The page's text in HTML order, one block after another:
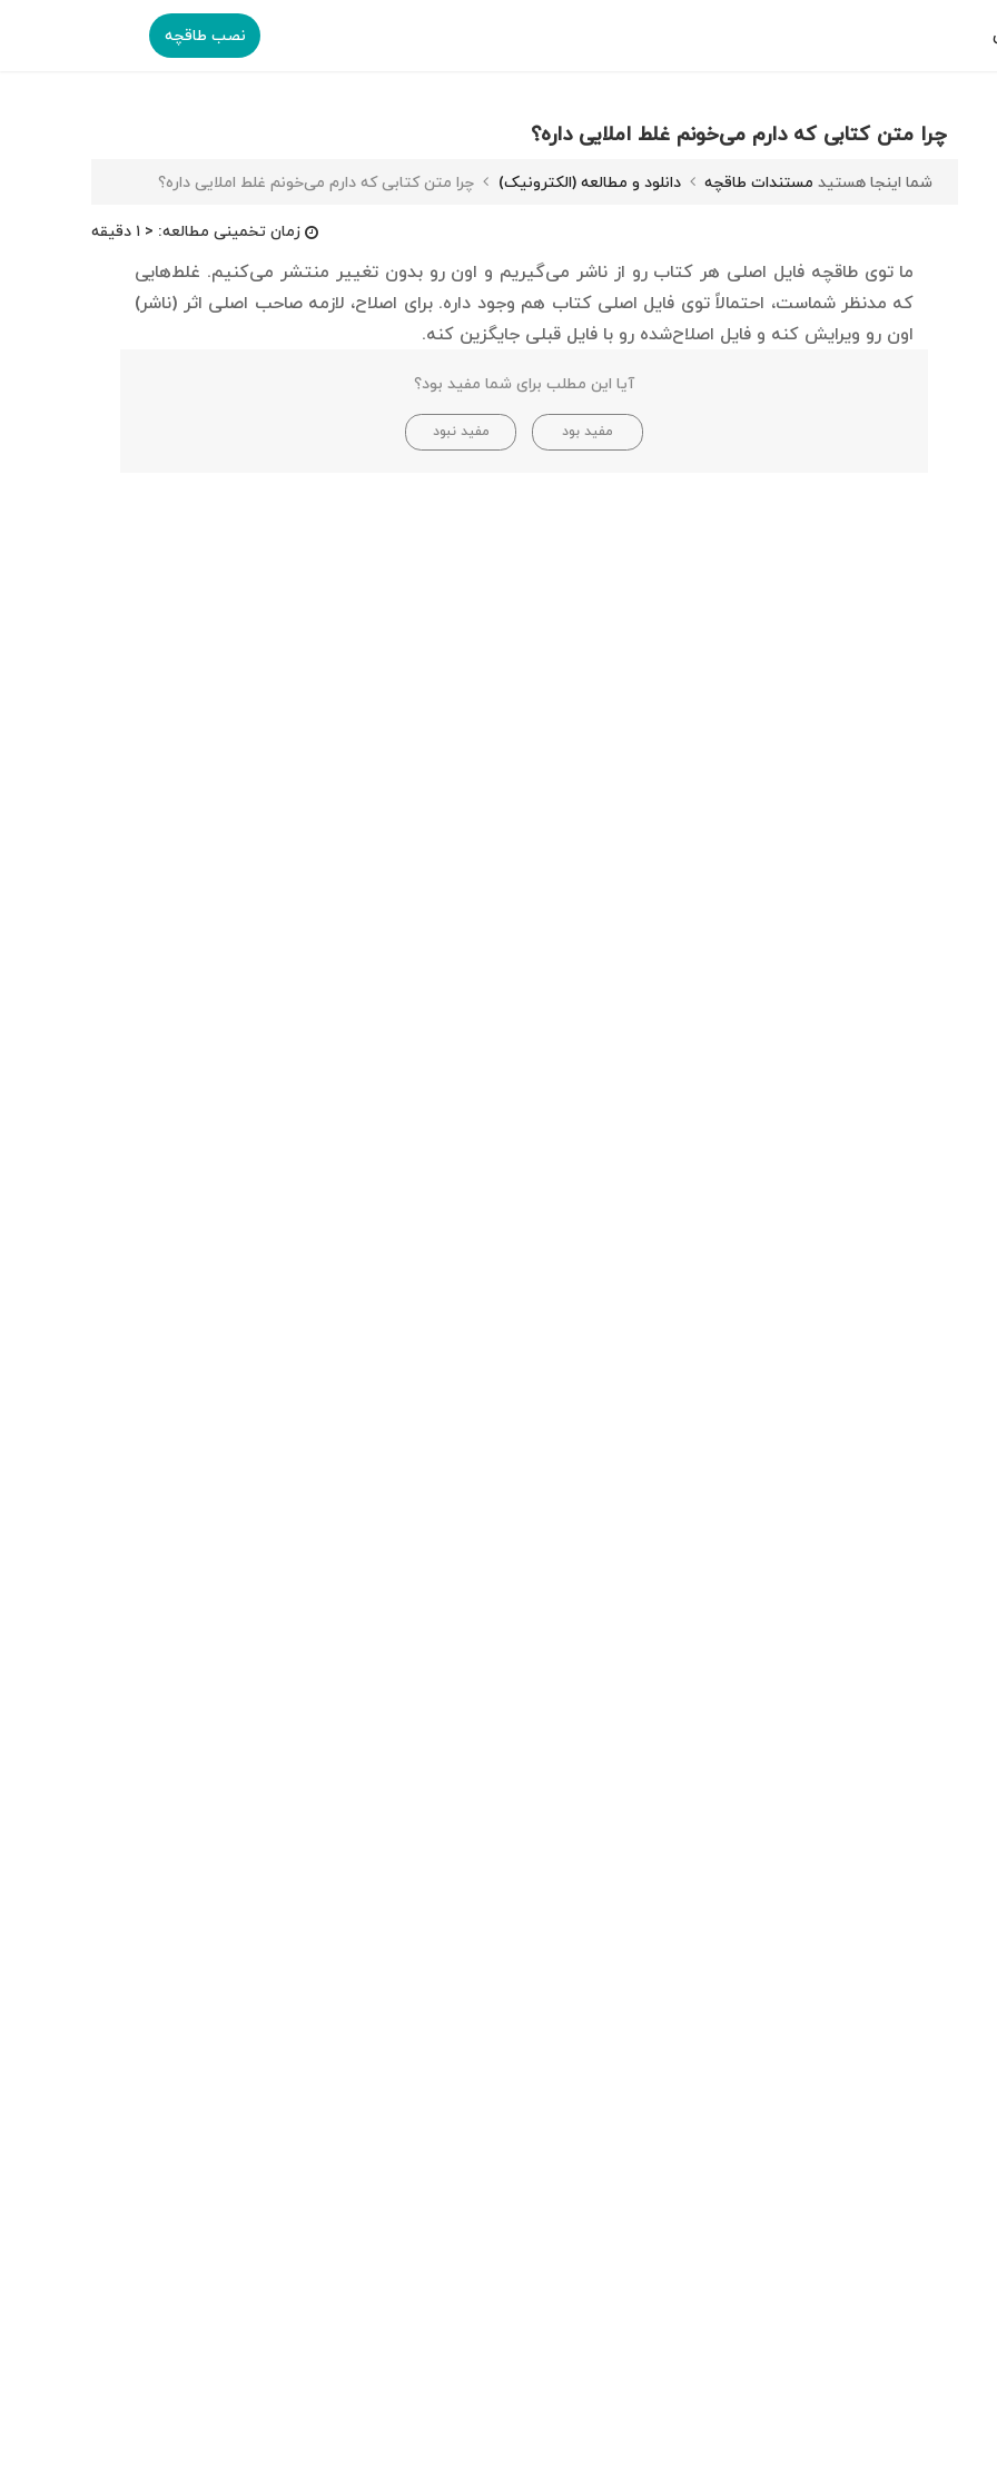
نصب طاقچه
چرا متن کتابی که دارم می‌خونم غلط املایی داره؟
شما اینجا هستید مستندات طاقچه دانلود و مطالعه (الکترونیک)
چرا متن کتابی که دارم می‌خونم غلط املایی داره؟
زمان تخمینی مطالعه: < ۱ دقیقه
ما توی طاقچه فایل اصلی هر کتاب‌ رو از ناشر می‌گیریم و اون رو بدون تغییر منتشر می‌کنیم. غلط‌هایی
که مدنظر شماست، احتمالاً توی فایل اصلی کتاب هم وجود داره. برای اصلاح، لازمه صاحب اصلی اثر (ناشر)
اون رو ویرایش کنه و فایل اصلاح‌شده رو با فایل قبلی جایگزین کنه.
آیا این مطلب برای شما مفید بود؟
مفید بود مفید نبود